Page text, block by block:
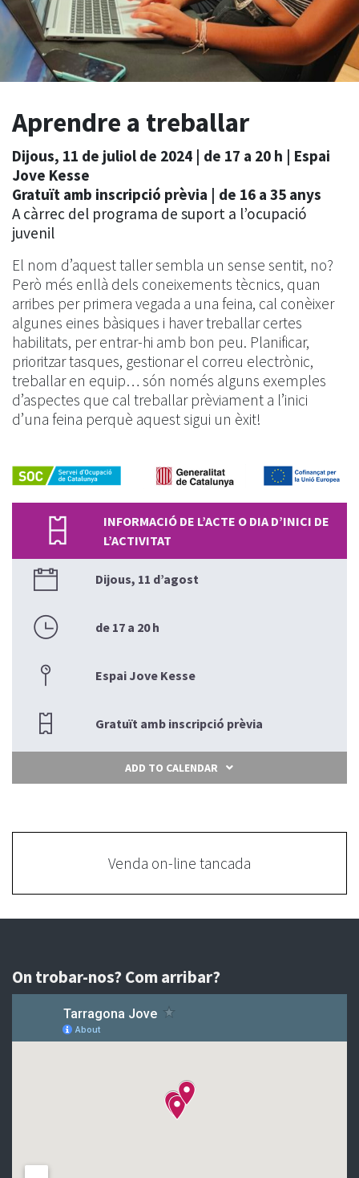
Aprendre a treballar
Dijous, 11 de juliol de 2024 | de 17 a 20 h | Espai
Jove Kesse
Gratuït amb inscripció prèvia | de 16 a 35 anys
A càrrec del programa de suport a l’ocupació
juvenil
El nom d’aquest taller sembla un sense sentit, no?
Però més enllà dels coneixements tècnics, quan
arribes per primera vegada a una feina, cal conèixer
algunes eines bàsiques i haver treballar certes
habilitats, per entrar-hi amb bon peu. Planificar,
prioritzar tasques, gestionar el correu electrònic,
treballar en equip… són només alguns exemples
d’aspectes que cal treballar prèviament a l’inici
d’una feina perquè aquest sigui un èxit!
INFORMACIÓ DE L’ACTE O DIA D’INICI DE
L’ACTIVITAT
Dijous, 11 d’agost
de 17 a 20 h
Espai Jove Kesse
Gratuït amb inscripció prèvia
ADD TO CALENDAR
Venda on-line tancada
On trobar-nos? Com arribar?